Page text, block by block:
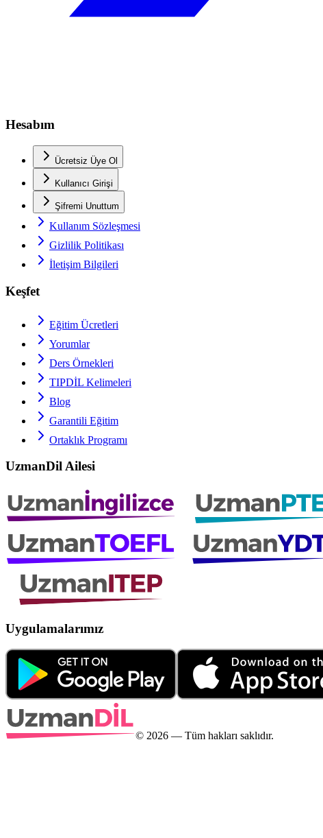
Hesabım
Ücretsiz Üye Ol
Kullanıcı Girişi
Şifremi Unuttum
Kullanım Sözleşmesi
Gizlilik Politikası
İletişim Bilgileri
Keşfet
Eğitim Ücretleri
Yorumlar
Ders Örnekleri
TIPDİL Kelimeleri
Blog
Garantili Eğitim
Ortaklık Programı
UzmanDil Ailesi
Uygulamalarımız
© 2026 — Tüm hakları saklıdır.